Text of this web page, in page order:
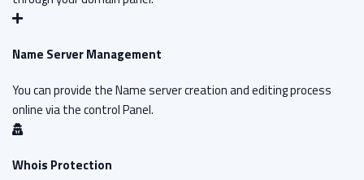
Name Server Management
You can provide the Name server creation and editing process
online via the control Panel.
Whois Protection